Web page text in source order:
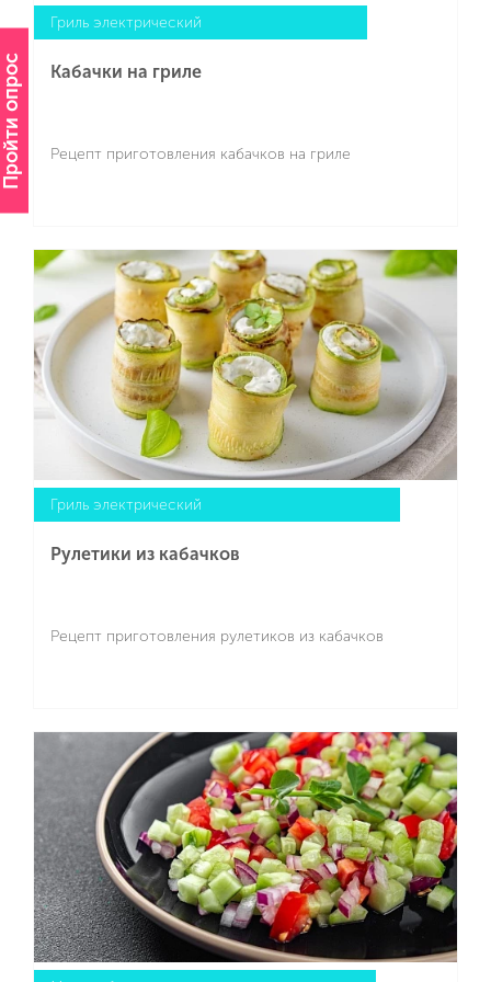
Пройти опрос
Гриль электрический
Кабачки на гриле
Рецепт приготовления кабачков на гриле
Подробнее
Гриль электрический
Рулетики из кабачков
Рецепт приготовления рулетиков из кабачков
Подробнее